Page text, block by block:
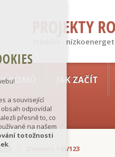
PROJEKTY
tradiční ·
DOMŮ JAK ZAČÍT
Diamant 145/123
a související
odpovídal
přesně to, co
na našem
totožnosti
.